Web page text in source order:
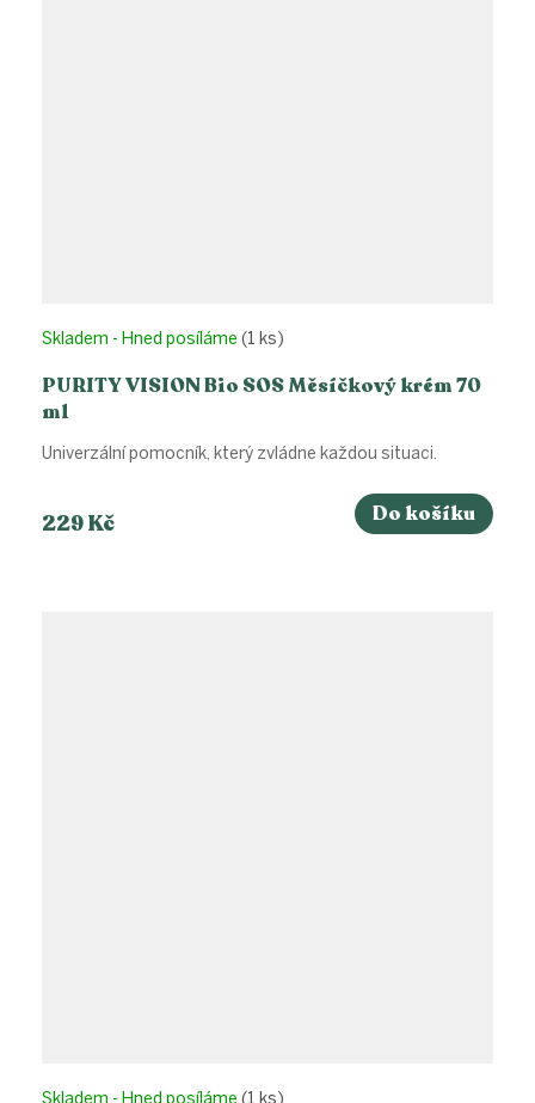
PURITY VISION Bio SOS Měsíčkový krém 70
ml
Skladem - Hned posíláme (1 ks)
229 Kč Do košíku
Univerzální pomocník, který zvládne každou situaci.
Skladem - Hned posíláme (1 ks)